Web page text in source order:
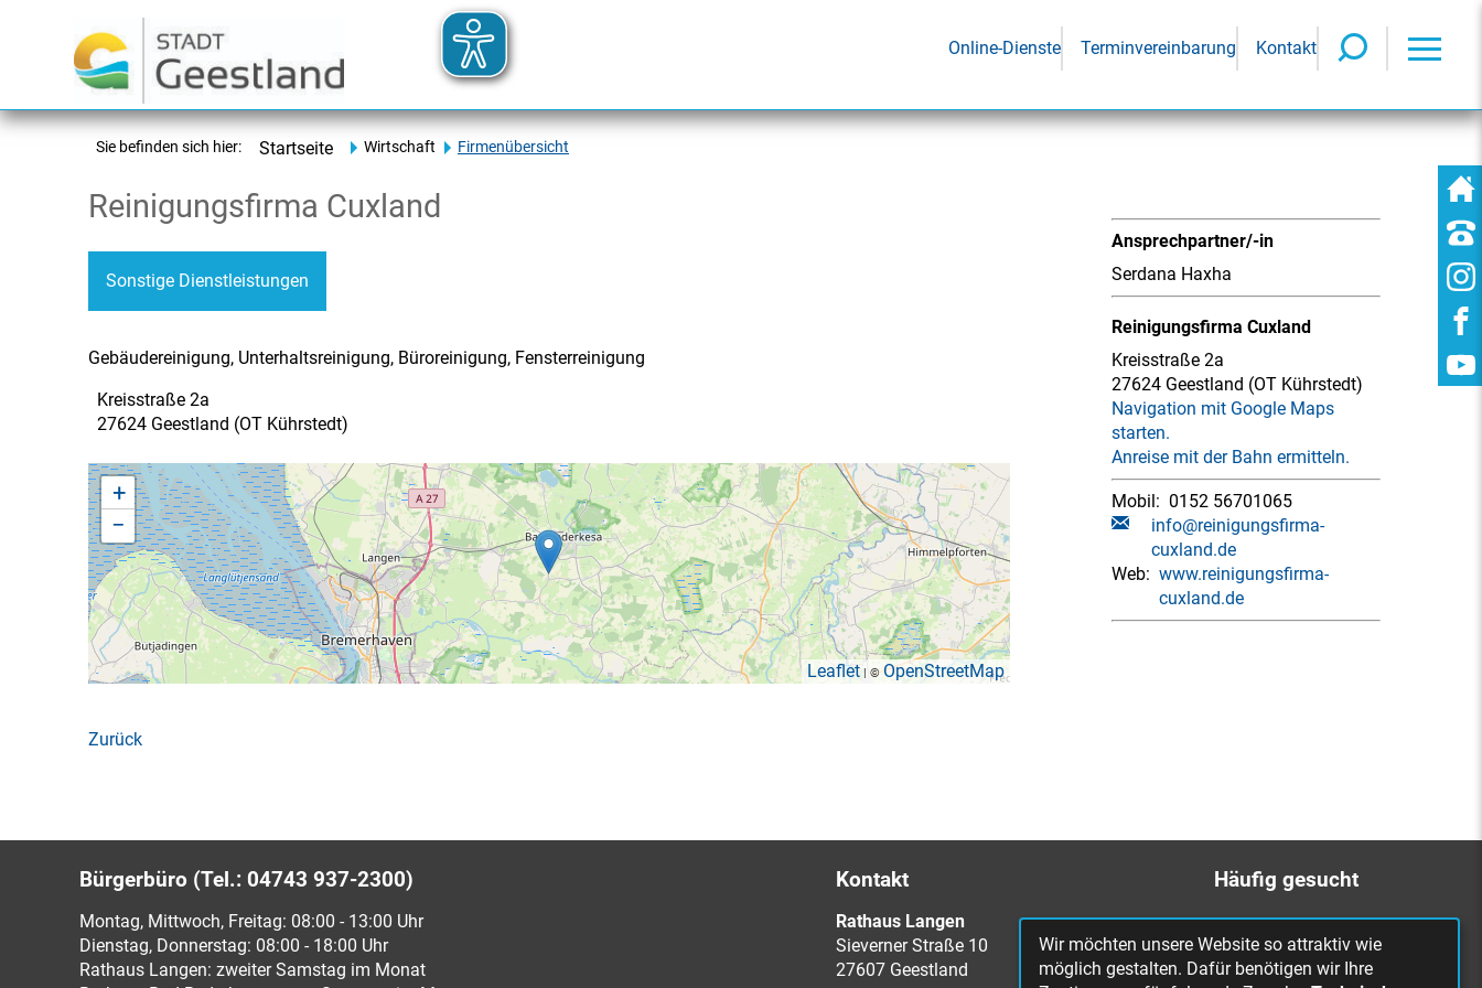
Online-Dienste Terminvereinbarung Kontakt
Sie befinden sich hier: Startseite Wirtschaft Firmenübersicht
Reinigungsfirma Cuxland
Sonstige Dienstleistungen
Gebäudereinigung, Unterhaltsreinigung, Büroreinigung, Fensterreinigung
Kreisstraße 2a
27624 Geestland (OT Kührstedt)
+
−
Leaflet | ©OpenStreetMap
Zurück
Ansprechpartner/-in
Serdana Haxha
Reinigungsfirma Cuxland
Kreisstraße 2a
27624 Geestland (OT Kührstedt)
Navigation mit Google Maps
starten.
Anreise mit der Bahn ermitteln.
Mobil: 0152 56701065
info@reinigungsfirma-
cuxland.de
Web: www.reinigungsfirma-
cuxland.de
Bürgerbüro (Tel.: 04743 937-2300)
Montag, Mittwoch, Freitag: 08:00 - 13:00 Uhr
Dienstag, Donnerstag: 08:00 - 18:00 Uhr
Rathaus Langen: zweiter Samstag im Monat
Kontakt
Rathaus Langen
Sieverner Straße 10
27607 Geestland
Häufig gesucht
Bürgerbüro
Online Rathaus
Wir möchten unsere Website so attraktiv wie
möglich gestalten. Dafür benötigen wir Ihre